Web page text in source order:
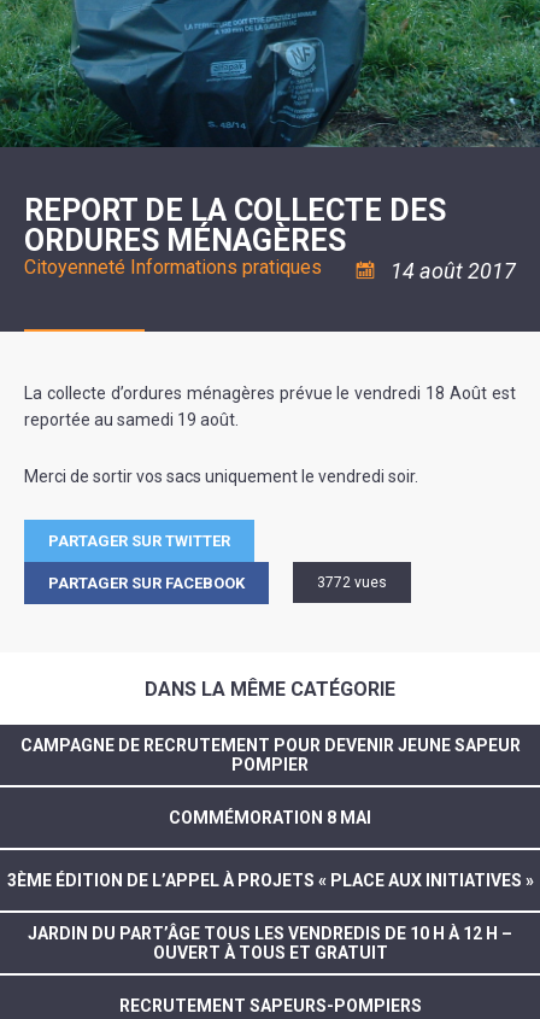
20ÈME
SIÈCLE
RÉUNIONS
DU
CONSEIL
MUNICIPAL
ARRÊTÉS
ET
DÉCISIONS
DU
MAIRE
DE
LA
MINORITÉ
LES
ÉCOLES
/
LE
COLLÈGE
ESPACE
JEUNES
11
ANS
ASSOCIATION
LA
COULÉE
DOUCE
ENVIRONNEMENT
L'EAU
ET
L'ASSAINISSEMENT
LA
RÉSIDENCE
AUTONOMIE
LA
POLICE
MUNICIPALE
SÉCURITÉ
MAJEURS
DE
MUSIQUE
L'ÉCOLE
COMMUNAUTAIRE
DE
DANSE
LA
PISCINE
VOIE
VERTE
VISITES
ET
DÉCOUVERTES
LES
RANDONNÉES
LE
CAMPING-
CARS
TENTES
ET
CARAVANES
FLUVIALE
SUZE
REPORT DE LA COLLECTE DES
ORDURES MÉNAGÈRES
Citoyenneté Informations pratiques 14 août 2017
La collecte d’ordures ménagères prévue le vendredi 18 Août est
reportée au samedi 19 août.
Merci de sortir vos sacs uniquement le vendredi soir.
PARTAGER SUR TWITTER
PARTAGER SUR FACEBOOK 3772 vues
DANS LA MÊME CATÉGORIE
CAMPAGNE DE RECRUTEMENT POUR DEVENIR JEUNE SAPEUR
POMPIER
COMMÉMORATION 8 MAI
3ÈME ÉDITION DE L’APPEL À PROJETS « PLACE AUX INITIATIVES »
JARDIN DU PART’ÂGE TOUS LES VENDREDIS DE 10 H À 12 H –
OUVERT À TOUS ET GRATUIT
RECRUTEMENT SAPEURS-POMPIERS